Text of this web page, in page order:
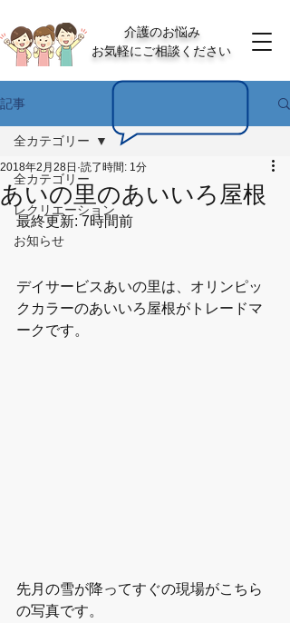
介護のお悩み
お気軽にご相談ください
記事
全カテゴリー
レクリエーション
お知らせ
全カテゴリー
あいの里のあいいろ屋根
2018年2月28日 読了時間: 1分
最終更新: 7時間前
デイサービスあいの里は、オリンピッ
クカラーのあいいろ屋根がトレードマ
ークです。
先月の雪が降ってすぐの現場がこちら
の写真です。